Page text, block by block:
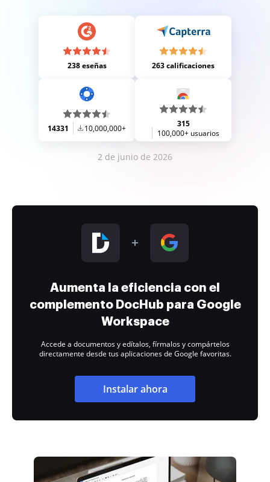
238 eseñas 263 calificaciones
14331 10,000,000+
315
100,000+ usuarios
2 de junio de 2026
Aumenta la eficiencia con el
complemento DocHub para Google
Workspace
Accede a documentos y edítalos, fírmalos y compártelos
directamente desde tus aplicaciones de Google favoritas.
Instalar ahora